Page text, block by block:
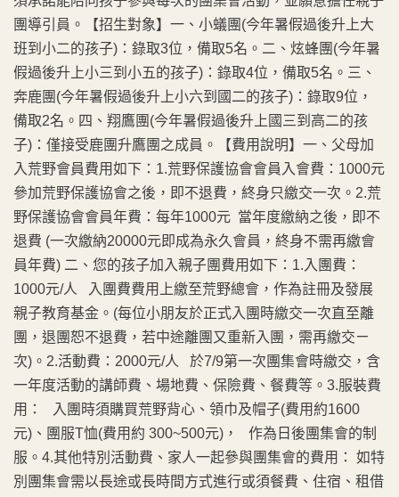
團導引員。【招生對象】一、小蟻團(今年暑假過後升上大
班到小二的孩子)：錄取3位，備取5名。二、炫蜂團(今年暑
假過後升上小三到小五的孩子)：錄取4位，備取5名。三、
奔鹿團(今年暑假過後升上小六到國二的孩子)：錄取9位，
備取2名。四、翔鷹團(今年暑假過後升上國三到高二的孩
子)：僅接受鹿團升鷹團之成員。【費用說明】一、父母加
入荒野會員費用如下：1.荒野保護協會會員入會費：1000元
參加荒野保護協會之後，即不退費，終身只繳交一次。2.荒
野保護協會會員年費：每年1000元 當年度繳納之後，即不
退費 (一次繳納20000元即成為永久會員，終身不需再繳會
員年費) 二、您的孩子加入親子團費用如下：1.入團費：
1000元/人 入團費費用上繳至荒野總會，作為註冊及發展
親子教育基金。(每位小朋友於正式入團時繳交一次直至離
團，退團恕不退費，若中途離團又重新入團，需再繳交ㄧ
次)。2.活動費：2000元/人 於7/9第一次團集會時繳交，含
一年度活動的講師費、場地費、保險費、餐費等。3.服裝費
用： 入團時須購買荒野背心、領巾及帽子(費用約1600
元)、團服T恤(費用約 300~500元)， 作為日後團集會的制
服。4.其他特別活動費、家人一起參與團集會的費用： 如特
別團集會需以長途或長時間方式進行或須餐費、住宿、租借